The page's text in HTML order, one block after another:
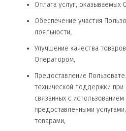
Оплата услуг, оказываемых
Обеспечение участия
лояльности,
Улучшение качества
Оператором,
Предоставление
технической поддержки
связанных с использованием
предоставленными
товарами,